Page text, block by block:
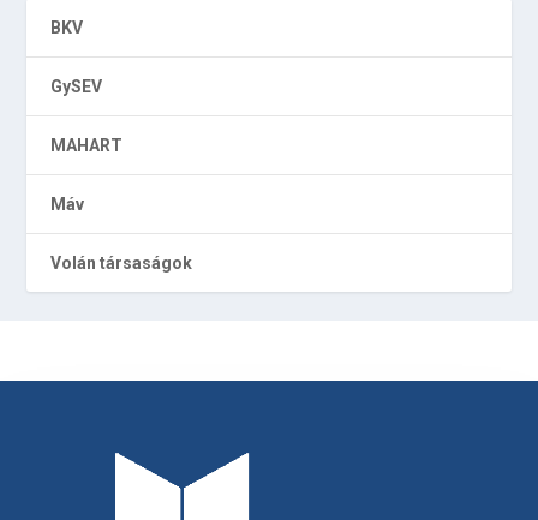
BKV
GySEV
MAHART
Máv
Volán társaságok